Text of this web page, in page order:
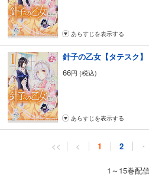
あらすじを表示する
針子の乙女【タテスク
66円 (税込)
あらすじを表示する
針子の乙女【タテスク
<< < 1 2 ・
1～15巻配